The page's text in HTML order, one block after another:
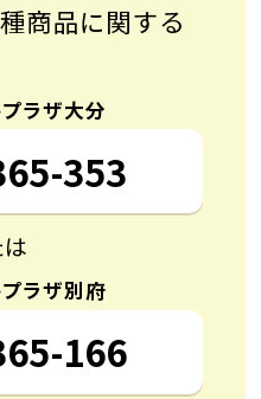
商品に関する
ラザ大分
353
ラザ別府
166